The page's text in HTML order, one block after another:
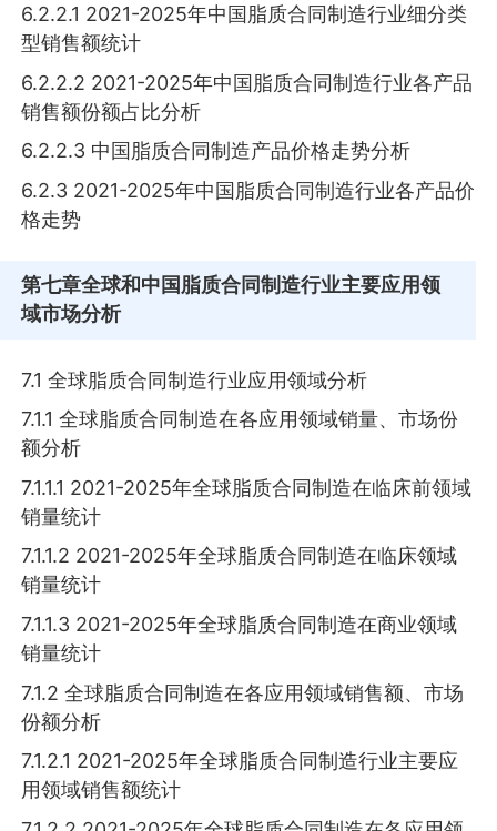
6.2.2.1 2021-2025年中国脂质合同制造行业细分类
型销售额统计
6.2.2.2 2021-2025年中国脂质合同制造行业各产品
销售额份额占比分析
6.2.2.3 中国脂质合同制造产品价格走势分析
6.2.3 2021-2025年中国脂质合同制造行业各产品价
格走势
第七章全球和中国脂质合同制造行业主要应用领
域市场分析
7.1 全球脂质合同制造行业应用领域分析
7.1.1 全球脂质合同制造在各应用领域销量、市场份
额分析
7.1.1.1 2021-2025年全球脂质合同制造在临床前领域
销量统计
7.1.1.2 2021-2025年全球脂质合同制造在临床领域
销量统计
7.1.1.3 2021-2025年全球脂质合同制造在商业领域
销量统计
7.1.2 全球脂质合同制造在各应用领域销售额、市场
份额分析
7.1.2.1 2021-2025年全球脂质合同制造行业主要应
用领域销售额统计